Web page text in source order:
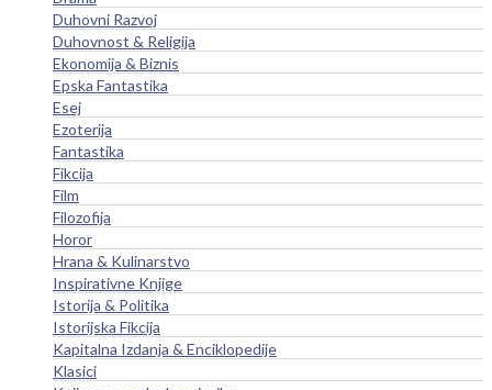
Duhovni Razvoj
Duhovnost & Religija
Ekonomija & Biznis
Epska Fantastika
Esej
Ezoterija
Fantastika
Fikcija
Film
Filozofija
Horor
Hrana & Kulinarstvo
Inspirativne Knjige
Istorija & Politika
Istorijska Fikcija
Kapitalna Izdanja & Enciklopedije
Klasici